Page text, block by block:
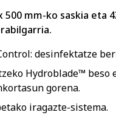
500 mm-ko saskia eta
desinfektatze
Hydroblade™ beso
gorena.
iragazte-sistema.